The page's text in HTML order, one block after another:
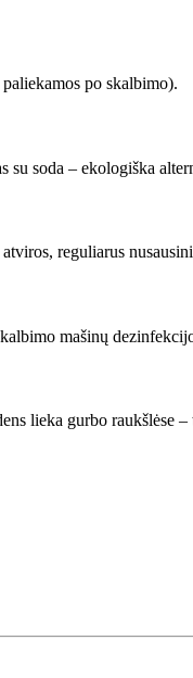
po skalbimo).
soda – ekologiška
reguliarus
mašinų
lieka gurbo raukšlėse –